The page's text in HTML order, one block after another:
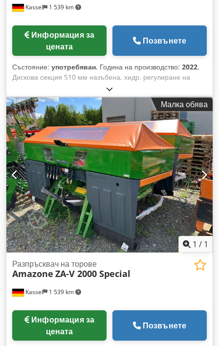
Kassel 1 539 km
Информация за
цената
Позвънете
Състояние: употребяван, Година на производство: 2022,
Дискова секция 510 мм назъбена, хидр. регулиране на
работната дълбочина на дисковата секция / Хидравлично
регулиране на работната дълбочина на изравнителната
секция, C-Mix-Ultra лапи за Ceus 50 / Хидравлично
регулиране на работната дълбочина на секцията с лапи с
хидравличен теглич, HD плужна лапа 80 мм / (14/K1) Codjtz
Tpljpfx Ab Torf
Малка обява
1 / 1
Kassel 1 539 km
Разпръсквач на торове
Amazone ZA-V 2000 Special
Информация за
цената
Позвънете